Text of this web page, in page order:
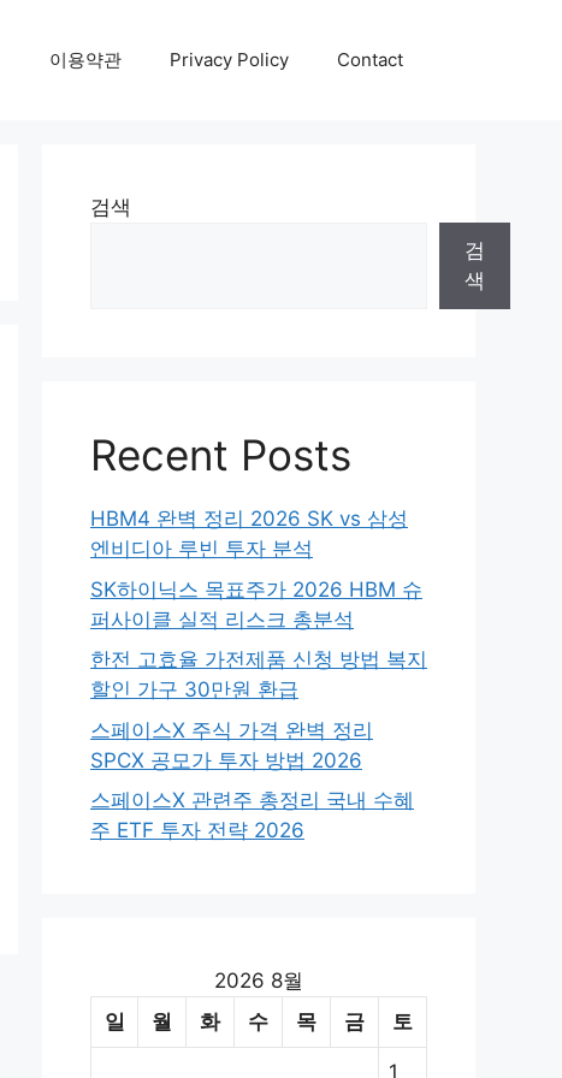
이용약관 Privacy Policy Contact
검색
검
색
Recent Posts
HBM4 완벽 정리 2026 SK vs 삼성
엔비디아 루빈 투자 분석
SK하이닉스 목표주가 2026 HBM 슈
퍼사이클 실적 리스크 총분석
한전 고효율 가전제품 신청 방법 복지
할인 가구 30만원 환급
스페이스X 주식 가격 완벽 정리
SPCX 공모가 투자 방법 2026
스페이스X 관련주 총정리 국내 수혜
주 ETF 투자 전략 2026
2026 8월
일
월 화 수 목 금 토
1